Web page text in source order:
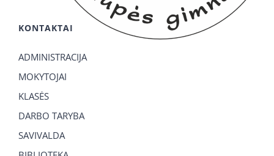
KONTAKTAI
ADMINISTRACIJA
MOKYTOJAI
KLASĖS
DARBO TARYBA
SAVIVALDA